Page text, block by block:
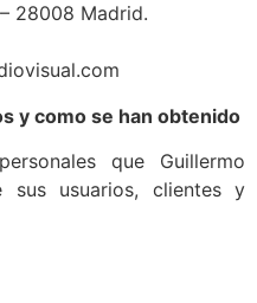
28008 Madrid.
y como se han obtenido
que Guillermo
sus usuarios, clientes y